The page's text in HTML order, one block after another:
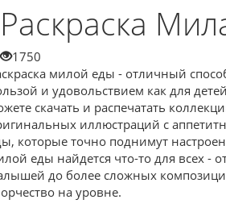
Раскраска
1750
милой еды - отличный
и удовольствием как для
скачать и распечатать
иллюстраций с
которые точно поднимут
еды найдется что-то для всех -
до более сложных
на уровне.